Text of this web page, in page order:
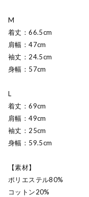
M
着丈：66.5cm
肩幅：47cm
袖丈：24.5cm
身幅：57cm
L
着丈：69cm
肩幅：49cm
袖丈：25cm
身幅：59.5cm
【素材】
ポリエステル80%
コットン20%